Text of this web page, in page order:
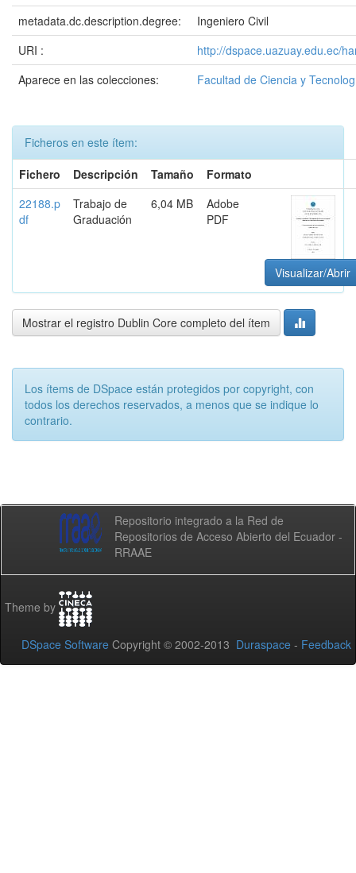
metadata.dc.description.degree:
Ingeniero Civil
URI :
http://dspace.uazuay.edu.ec/
Aparece en las colecciones:
Facultad de Ciencia y
Ficheros en este ítem:
Fichero
Descripción Tamaño
Formato
22188.p
df
Trabajo de
Graduación
6,04 MB
Adobe
PDF
Visualizar/Abrir
Mostrar el registro Dublin Core completo del ítem
Los ítems de DSpace están protegidos por copyright, con
todos los derechos reservados, a menos que se indique lo
contrario.
Repositorio integrado a la Red de
Repositorios de Acceso Abierto del Ecuador -
RRAAE
Theme by
DSpace Software Copyright © 2002-2013 Duraspace - Feedback